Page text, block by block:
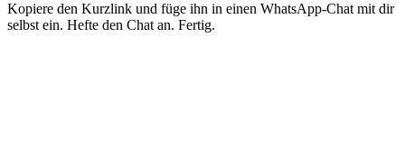
Kopiere den Kurzlink und füge ihn in einen WhatsApp-Chat mit dir
selbst ein. Hefte den Chat an. Fertig.